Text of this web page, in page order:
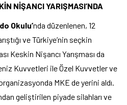
NİŞANCI YARIŞMASI’NDA
Okulu’nda düzenlenen, 12
ve Türkiye’nin seçkin
Keskin Nişancı Yarışması da
Kuvvetleri ile Özel Kuvvetler ve
MKE de yerini aldı.
geliştirilen piyade silahları ve